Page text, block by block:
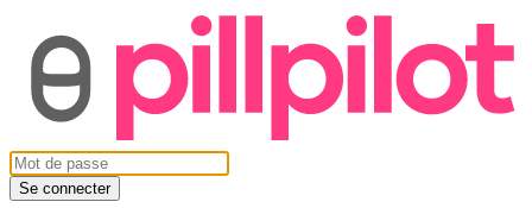
Se connecter